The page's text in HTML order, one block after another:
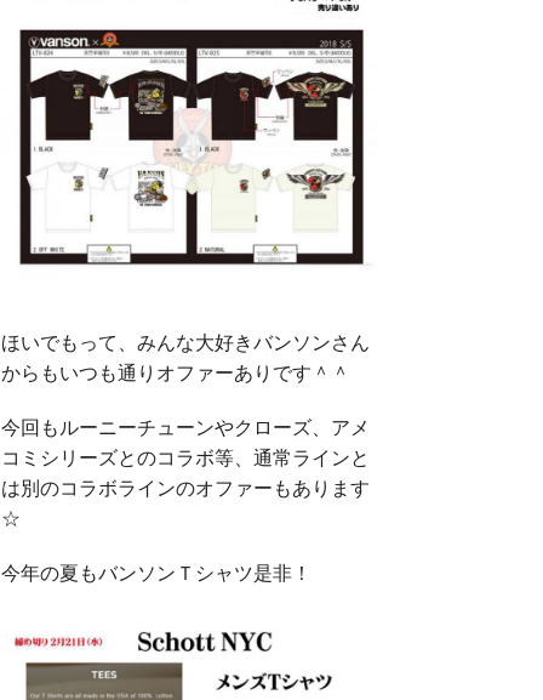
ほいでもって、みんな大好きバンソンさん
からもいつも通りオファーありです＾＾
今回もルーニーチューンやクローズ、アメ
コミシリーズとのコラボ等、通常ラインと
は別のコラボラインのオファーもあります
☆
今年の夏もバンソンＴシャツ是非！